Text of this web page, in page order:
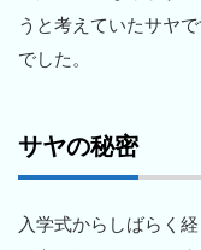
うと考えていたサヤ
でした。
サヤの秘密
入学式からしばらく